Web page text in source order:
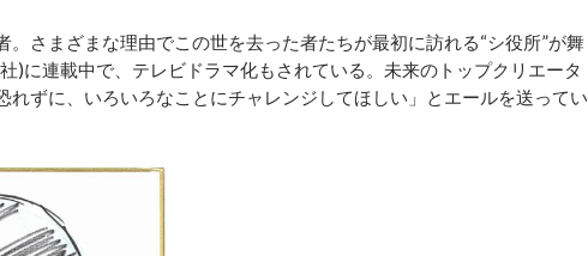
さまざまな理由でこの世を去った者たちが最初に訪れる“シ役所”が舞
)に連載中で、テレビドラマ化もされている。未来のトップクリエータ
ずに、いろいろなことにチャレンジしてほしい」とエールを送ってい